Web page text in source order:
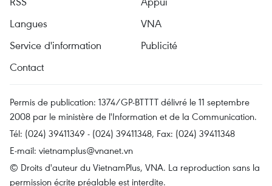
Langues
VNA
Service d'information
Publicité
Contact
Permis de publication: 1374/GP-BTTTT délivré le 11 septembre
2008 par le ministère de l'Information et de la Communication.
Tél: (024) 39411349 - (024) 39411348, Fax: (024) 39411348
E-mail: vietnamplus@vnanet.vn
© Droits d'auteur du VietnamPlus, VNA. La reproduction sans la
permission écrite préalable est interdite.